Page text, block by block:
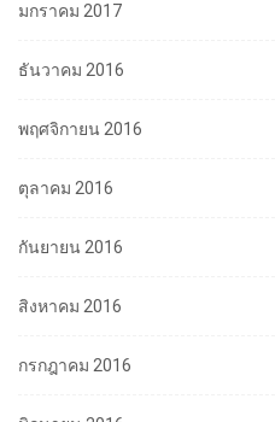
มกราคม 2017
ธันวาคม 2016
พฤศจิกายน 2016
ตุลาคม 2016
กันยายน 2016
สิงหาคม 2016
กรกฎาคม 2016